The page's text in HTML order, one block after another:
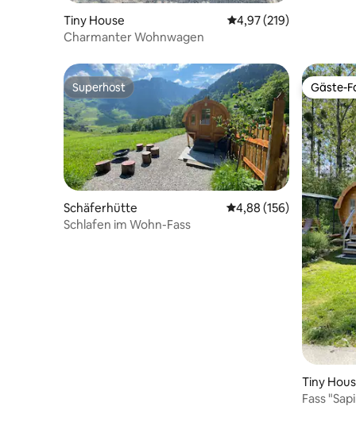
Tiny House Durchschnittliche
4,97 (219)
Charmanter Wohnwagen
Superhost
Superhost
Schäferhütte Durchschnittliche
4,88 (156)
Schlafen im Wohn-Fass
Gäste-
Gäste-
Tiny
Fass